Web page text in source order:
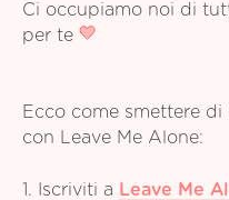
Ci occupiamo noi di
per te
Ecco come smettere
con Leave Me Alone:
1. Iscriviti a Leave Me